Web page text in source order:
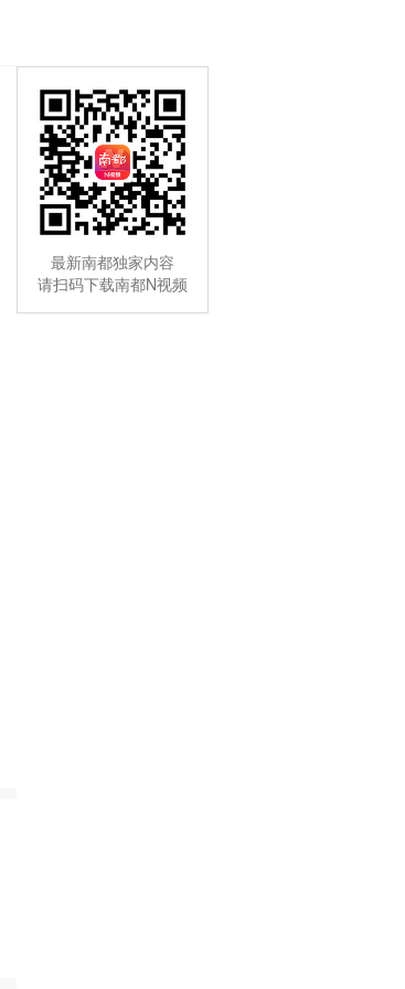
最新南都独家内容
请扫码下载南都N视频